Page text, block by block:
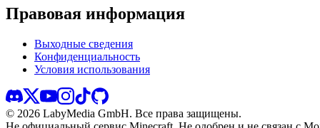
Правовая информация
Выходные сведения
Конфиденциальность
Условия использования
© 2026 LabyMedia GmbH. Все права защищены.